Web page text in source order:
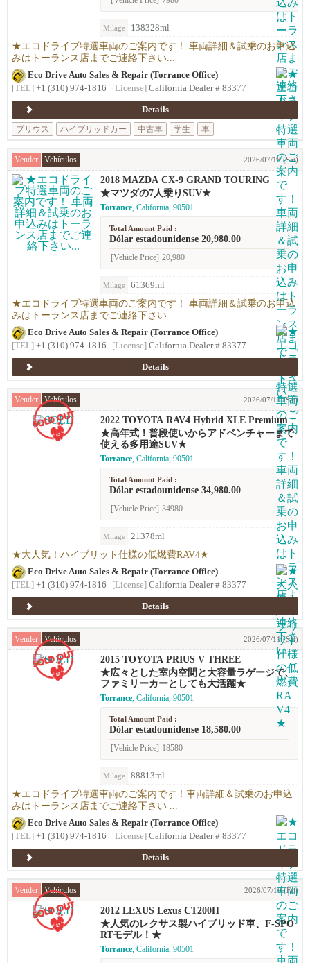
Milage 138328ml
★エコドライブ特選車両のご案内です！ 車両詳細＆試乗のお申込
みはトーランス店までご連絡下さい...
Eco Drive Auto Sales & Repair (Torrance Office)
[TEL] +1 (310) 974-1816 [License] California Dealer # 83377
Details
プリウス
ハイブリッドカー 中古車 学生 車
Vender Vehículos 2026/07/18 (Sat)
2018 MAZDA CX-9 GRAND TOURING
★マツダの7人乗りSUV★
Torrance, California, 90501
Total Amount Paid :
Dólar estadounidense 20,980.00
[Vehicle Price] 20,980
Milage 61369ml
★エコドライブ特選車両のご案内です！ 車両詳細＆試乗のお申込
みはトーランス店までご連絡下さい...
Eco Drive Auto Sales & Repair (Torrance Office)
[TEL] +1 (310) 974-1816 [License] California Dealer # 83377
Details
Vender Vehículos 2026/07/11 (Sat)
2022 TOYOTA RAV4 Hybrid XLE Premium
★高年式！普段使いからアドベンチャーまで
使える多用途SUV★
Torrance, California, 90501
Total Amount Paid :
Dólar estadounidense 34,980.00
[Vehicle Price] 34980
Milage 21378ml
★大人気！ハイブリット仕様の低燃費RAV4★
Eco Drive Auto Sales & Repair (Torrance Office)
[TEL] +1 (310) 974-1816 [License] California Dealer # 83377
Details
Vender Vehículos 2026/07/11 (Sat)
2015 TOYOTA PRIUS V THREE
★広々とした室内空間と大容量ラゲージで、
ファミリーカーとしても大活躍★
Torrance, California, 90501
Total Amount Paid :
Dólar estadounidense 18,580.00
[Vehicle Price] 18580
Milage 88813ml
★エコドライブ特選車両のご案内です！車両詳細＆試乗のお申込
みはトーランス店までご連絡下さい ...
Eco Drive Auto Sales & Repair (Torrance Office)
[TEL] +1 (310) 974-1816 [License] California Dealer # 83377
Details
Vender Vehículos 2026/07/10 (Fri)
2012 LEXUS Lexus CT200H
★人気のレクサス製ハイブリッド車、F-SPO
RTモデル！★
Torrance, California, 90501